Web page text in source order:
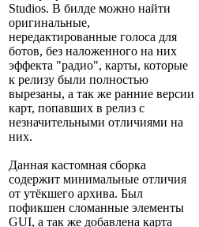
Studios. В билде можно найти
оригинальные,
нередактированные голоса для
ботов, без наложенного на них
эффекта "радио", карты, которые
к релизу были полностью
вырезаны, а так же ранние версии
карт, попавших в релиз с
незначительными отличиями на
них.
Данная кастомная сборка
содержит минимальные отличия
от утёкшего архива. Был
пофикшен сломанные элементы
GUI, а так же добавлена карта